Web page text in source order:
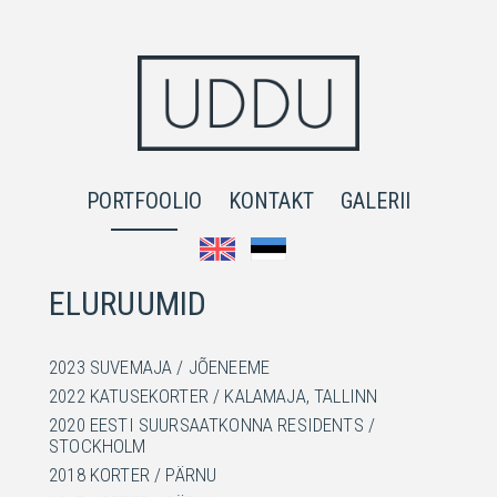
PORTFOOLIO KONTAKT GALERII
ELURUUMID
2023 SUVEMAJA / JÕENEEME
2022 KATUSEKORTER / KALAMAJA, TALLINN
2020 EESTI SUURSAATKONNA RESIDENTS /
STOCKHOLM
2018 KORTER / PÄRNU